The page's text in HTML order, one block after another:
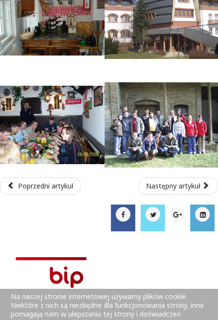
Poprzedni artykuł Następny artykuł
Na naszej stronie internetowej używamy plików cookie.
Niektóre z nich są niezbędne dla funkcjonowania strony, inne
pomagają nam w ulepszaniu tej strony i doświadczeń